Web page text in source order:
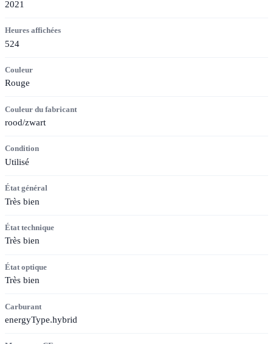
2021
Heures affichées
524
Couleur
Rouge
Couleur du fabricant
rood/zwart
Condition
Utilisé
État général
Très bien
État technique
Très bien
État optique
Très bien
Carburant
energyType.hybrid